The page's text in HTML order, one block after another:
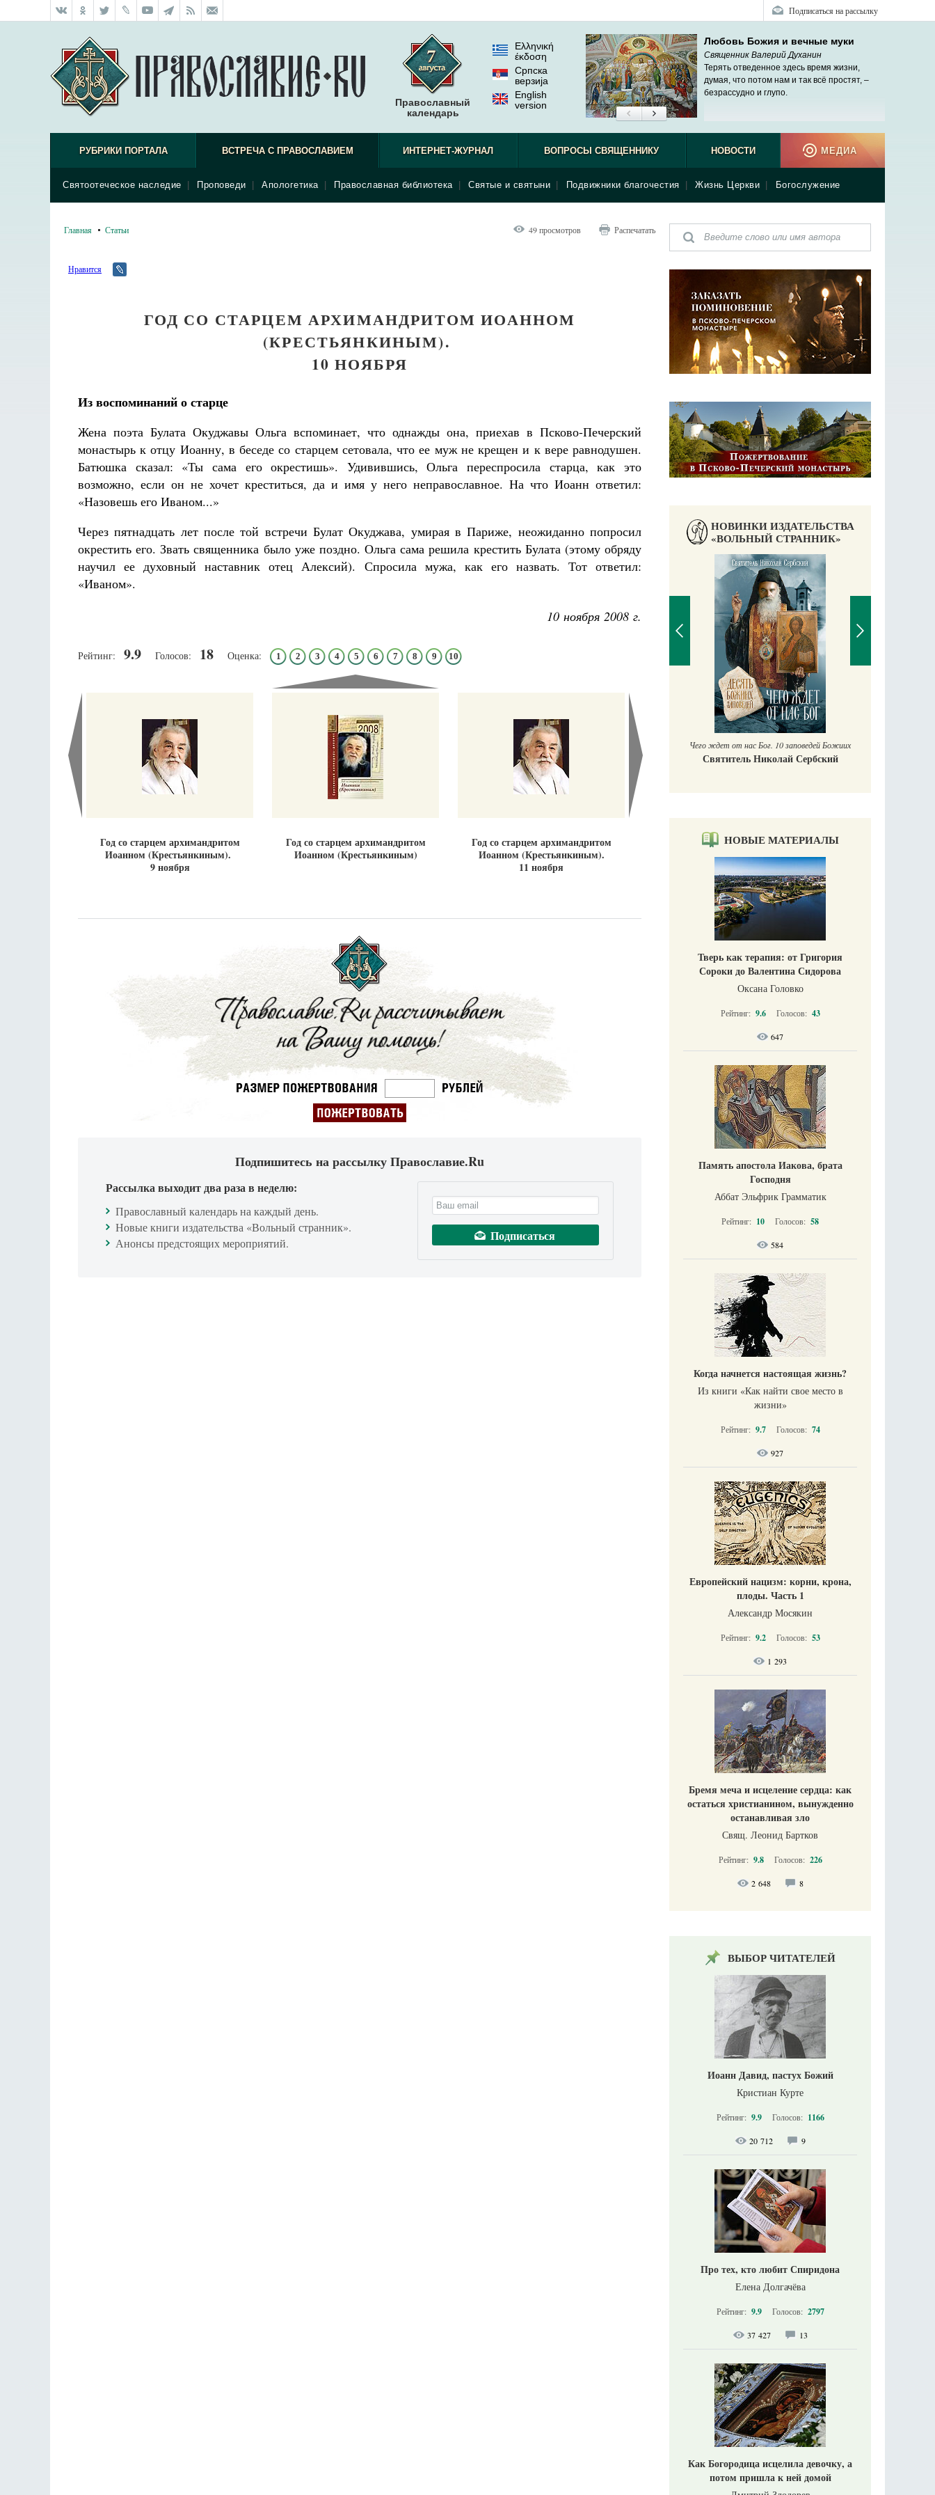
Подписаться на рассылку
Православный
календарь
Ελληνική
έκδοση
Српска
верзиjа
English
version
Любовь Божия и вечные муки
Священник Валерий Духанин
Терять отведенное здесь время жизни,
думая, что потом нам и так всё простят, –
безрассудно и глупо.
РУБРИКИ ПОРТАЛА ВСТРЕЧА С ПРАВОСЛАВИЕМ
Святоотеческое наследие Проповеди Апологетика Православная библиотека Святые и святыни Подвижники благочестия Жизнь Церкви Богослужение
ИНТЕРНЕТ-ЖУРНАЛ ВОПРОСЫ СВЯЩЕННИКУ НОВОСТИ МЕДИА
Главная Статьи 49 просмотров Распечатать
Нравится
ГОД СО СТАРЦЕМ АРХИМАНДРИТОМ ИОАННОМ
(КРЕСТЬЯНКИНЫМ).
10 НОЯБРЯ
Из воспоминаний о старце
Жена поэта Булата Окуджавы Ольга вспоминает, что однажды она, приехав в Псково-Печерский
монастырь к отцу Иоанну, в беседе со старцем сетовала, что ее муж не крещен и к вере равнодушен.
Батюшка сказал: «Ты сама его окрестишь». Удивившись, Ольга переспросила старца, как это
возможно, если он не хочет креститься, да и имя у него неправославное. На что Иоанн ответил:
«Назовешь его Иваном...»
Через пятнадцать лет после той встречи Булат Окуджава, умирая в Париже, неожиданно попросил
окрестить его. Звать священника было уже поздно. Ольга сама решила крестить Булата (этому обряду
научил ее духовный наставник отец Алексий). Спросила мужа, как его назвать. Тот ответил:
«Иваном».
10 ноября 2008 г.
Рейтинг: 9.9 Голосов: 18 Оценка: 1 2 3 4 5 6 7 8 9 10
Год со старцем архимандритом
Иоанном (Крестьянкиным).
9 ноября
Год со старцем архимандритом
Иоанном (Крестьянкиным)
Год со старцем архимандритом
Иоанном (Крестьянкиным).
11 ноября
Подпишитесь на рассылку Православие.Ru
Рассылка выходит два раза в неделю:
Православный календарь на каждый день.
Новые книги издательства «Вольный странник».
Анонсы предстоящих мероприятий.
НОВИНКИ ИЗДАТЕЛЬСТВА
«ВОЛЬНЫЙ СТРАННИК»
Разлуки не будет
Фредерика де Грааф Как найти своё место в жизни
Кирилл Мурышев
Великомученик Георгий Победоносец. Научись у
святого
Роман Котов Чего ждет от нас Бог. 10 заповедей Божиих
Святитель Николай Сербский
НОВЫЕ МАТЕРИАЛЫ
Тверь как терапия: от Григория
Сороки до Валентина Сидорова
Оксана Головко
Рейтинг: 9.6 Голосов: 43
647
Память апостола Иакова, брата
Господня
Аббат Эльфрик Грамматик
Рейтинг: 10 Голосов: 58
584
Когда начнется настоящая жизнь?
Из книги «Как найти свое место в
жизни​»
Рейтинг: 9.7 Голосов: 74
927
Европейский нацизм: корни, крона,
плоды. Часть 1
Александр Мосякин
Рейтинг: 9.2 Голосов: 53
1 293
Бремя меча и исцеление сердца: как
остаться христианином, вынужденно
останавливая зло
Свящ. Леонид Бартков
Рейтинг: 9.8 Голосов: 226
2 648 8
ВЫБОР ЧИТАТЕЛЕЙ
Иоанн Давид, пастух Божий
Кристиан Курте
Рейтинг: 9.9 Голосов: 1166
20 712 9
Про тех, кто любит Спиридона
Елена Долгачёва
Рейтинг: 9.9 Голосов: 2797
37 427 13
Как Богородица исцелила девочку, а
потом пришла к ней домой